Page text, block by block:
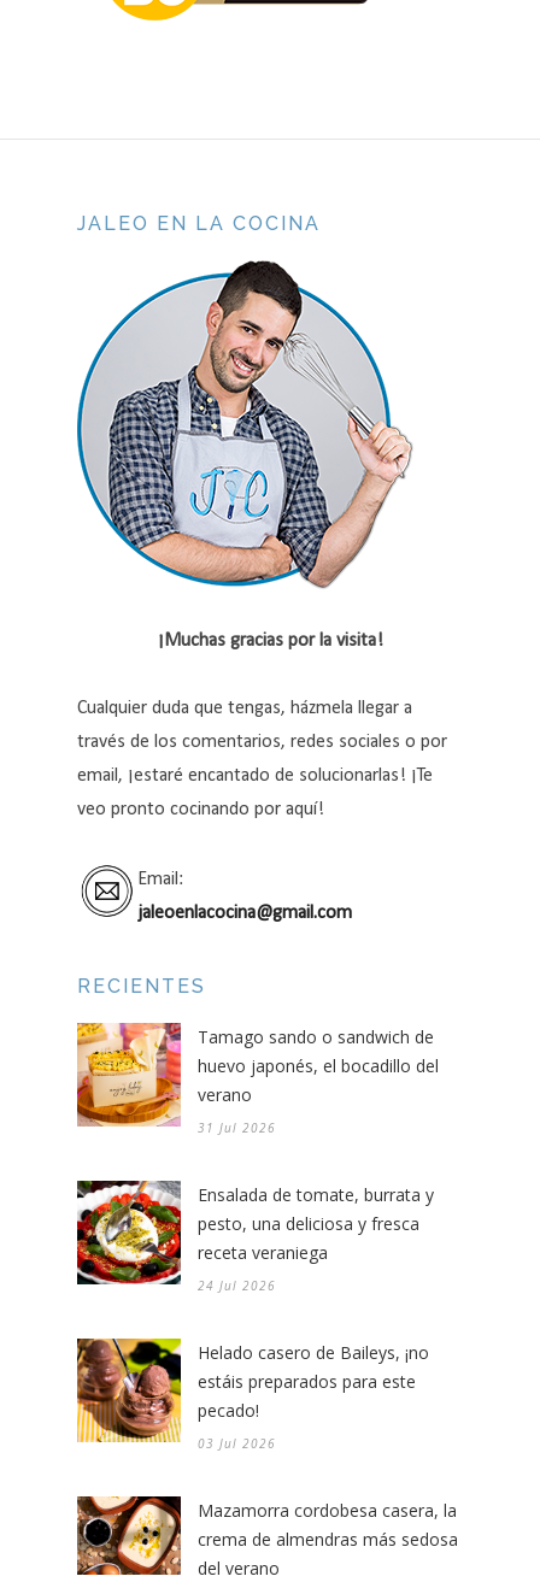
JALEO EN LA COCINA
¡Muchas gracias por la visita!
Cualquier duda que tengas, házmela llegar a
través de los comentarios, redes sociales o por
email, ¡estaré encantado de solucionarlas! ¡Te
veo pronto cocinando por aquí!
Email:
jaleoenlacocina@gmail.com
RECIENTES
Tamago sando o sandwich de
huevo japonés, el bocadillo del
verano
31 Jul 2026
Ensalada de tomate, burrata y
pesto, una deliciosa y fresca
receta veraniega
24 Jul 2026
Helado casero de Baileys, ¡no
estáis preparados para este
pecado!
03 Jul 2026
Mazamorra cordobesa casera, la
crema de almendras más sedosa
del verano